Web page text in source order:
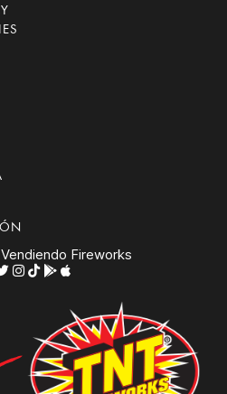
Fireworks